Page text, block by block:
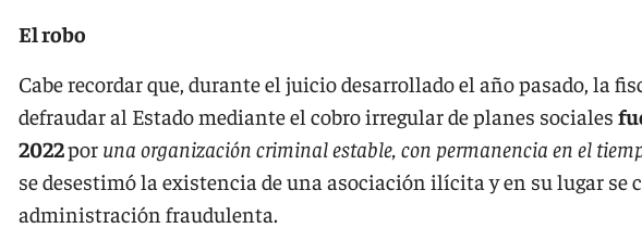
El robo
Cabe recordar que, durante el juicio desarrollado el año pasado, la
defraudar al Estado mediante el cobro irregular de planes sociales
2022por una organización criminal estable, con permanencia en el
se desestimó la existencia de una asociación ilícita y en su lugar se
administración fraudulenta.